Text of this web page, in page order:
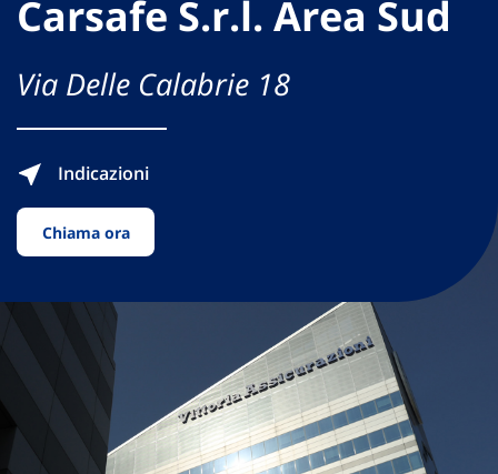
Carsafe S.r.l. Area Sud
Via Delle Calabrie 18
Indicazioni
Chiama ora